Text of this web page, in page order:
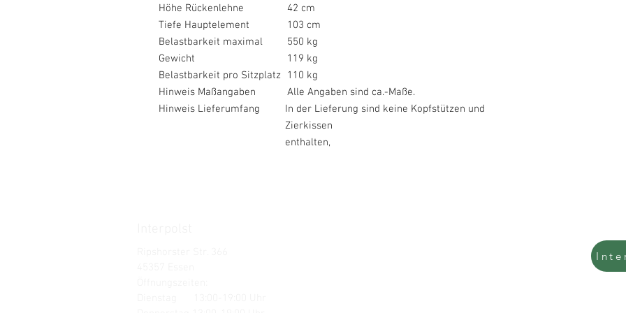
Höhe Rückenlehne
42 cm
Tiefe Hauptelement
103 cm
Belastbarkeit maximal
550 kg
Gewicht
119 kg
Belastbarkeit pro Sitzplatz 110 kg
Hinweis Maßangaben
Alle Angaben sind ca.-Maße.
Hinweis Lieferumfang In der Lieferung sind keine Kopfstützen und
Zierkissen
enthalten,